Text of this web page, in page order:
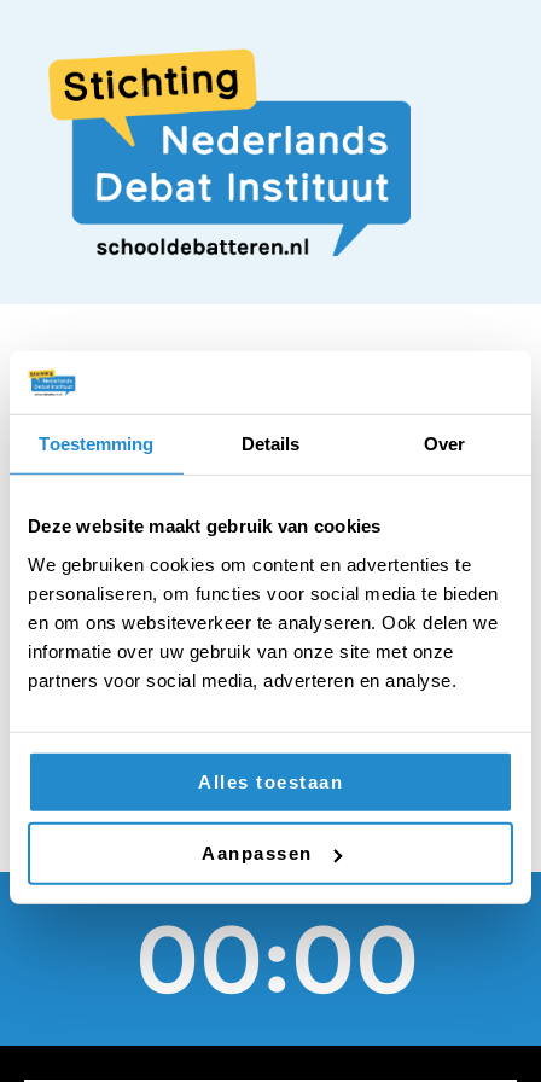
Toestemming Details Over
Deze website maakt gebruik van cookies
We gebruiken cookies om content en advertenties te
personaliseren, om functies voor social media te bieden
en om ons websiteverkeer te analyseren. Ook delen we
informatie over uw gebruik van onze site met onze
partners voor social media, adverteren en analyse.
Alles toestaan
Aanpassen
STELLING
Gevoelige
onderwerpen
bespreken bij het
kerstdiner doet meer
kwaad dan goed
00:00